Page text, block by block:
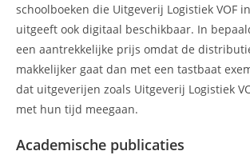
schoolboeken die Uitgeverij Logistiek VOF
uitgeeft ook digitaal beschikbaar. In
een aantrekkelijke prijs omdat de
makkelijker gaat dan met een tastbaat
dat uitgeverijen zoals Uitgeverij Logistiek
met hun tijd meegaan.
Academische publicaties